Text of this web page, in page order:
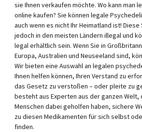
sie Ihnen verkaufen möchte. Wo kann man
online kaufen? Sie können legale
auch wenn es nicht Ihr Heimatland ist!
jedoch in den meisten Ländern illegal und
legal erhältlich sein. Wenn Sie in
Europa, Australien und Neuseeland sind,
Wir bieten eine Auswahl an legalen
Ihnen helfen können, Ihren Verstand zu
das Gesetz zu verstoßen – oder pleite zu
besteht aus Experten aus der ganzen Welt,
Menschen dabei geholfen haben, sichere
zu diesen Medikamenten für sich selbst
finden.